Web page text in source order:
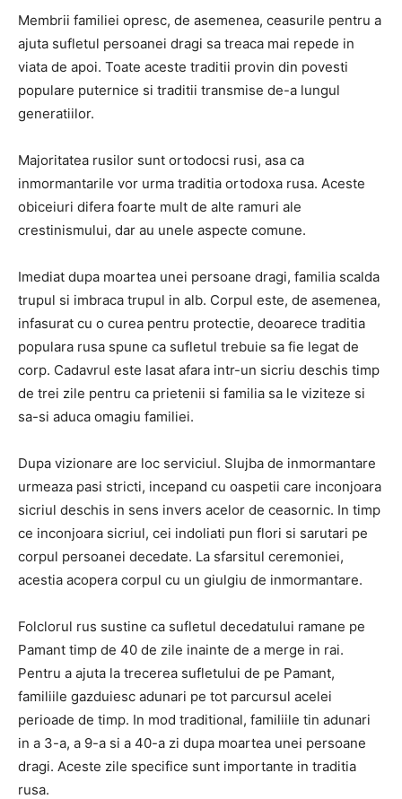
Membrii familiei opresc, de asemenea, ceasurile pentru a
ajuta sufletul persoanei dragi sa treaca mai repede in
viata de apoi. Toate aceste traditii provin din povesti
populare puternice si traditii transmise de-a lungul
generatiilor.
Majoritatea rusilor sunt ortodocsi rusi, asa ca
inmormantarile vor urma traditia ortodoxa rusa. Aceste
obiceiuri difera foarte mult de alte ramuri ale
crestinismului, dar au unele aspecte comune.
Imediat dupa moartea unei persoane dragi, familia scalda
trupul si imbraca trupul in alb. Corpul este, de asemenea,
infasurat cu o curea pentru protectie, deoarece traditia
populara rusa spune ca sufletul trebuie sa fie legat de
corp. Cadavrul este lasat afara intr-un sicriu deschis timp
de trei zile pentru ca prietenii si familia sa le viziteze si
sa-si aduca omagiu familiei.
Dupa vizionare are loc serviciul. Slujba de inmormantare
urmeaza pasi stricti, incepand cu oaspetii care inconjoara
sicriul deschis in sens invers acelor de ceasornic. In timp
ce inconjoara sicriul, cei indoliati pun flori si sarutari pe
corpul persoanei decedate. La sfarsitul ceremoniei,
acestia acopera corpul cu un giulgiu de inmormantare.
Folclorul rus sustine ca sufletul decedatului ramane pe
Pamant timp de 40 de zile inainte de a merge in rai.
Pentru a ajuta la trecerea sufletului de pe Pamant,
familiile gazduiesc adunari pe tot parcursul acelei
perioade de timp. In mod traditional, familiile tin adunari
in a 3-a, a 9-a si a 40-a zi dupa moartea unei persoane
dragi. Aceste zile specifice sunt importante in traditia
rusa.